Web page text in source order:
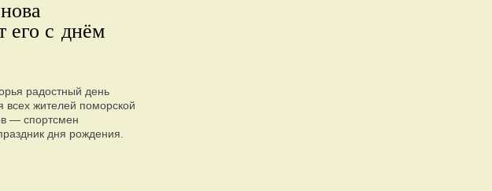
его с днём
радостный день
всех жителей поморской
— спортсмен
дня рождения.